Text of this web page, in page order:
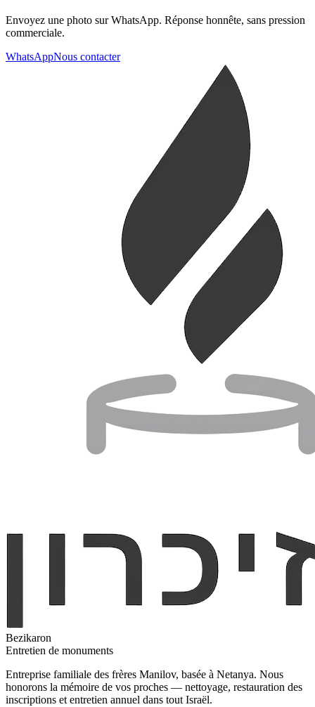
Envoyez une photo sur WhatsApp. Réponse honnête, sans pression
commerciale.
WhatsAppNous contacter
Bezikaron
Entretien de monuments
Entreprise familiale des frères Manilov, basée à Netanya. Nous
honorons la mémoire de vos proches — nettoyage, restauration des
inscriptions et entretien annuel dans tout Israël.